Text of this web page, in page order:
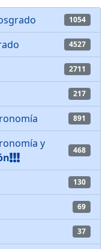
1054
4527
2711
217
891
y
468
130
69
37